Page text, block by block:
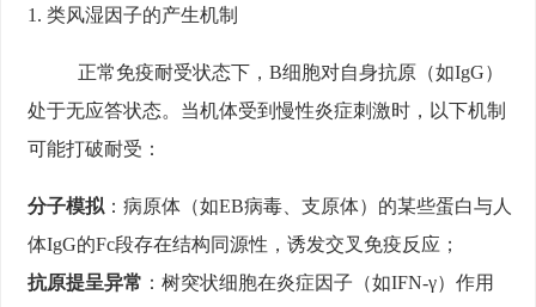
1. 类风湿因子的产生机制
正常免疫耐受状态下，B细胞对自身抗原（如IgG）
处于无应答状态。当机体受到慢性炎症刺激时，以下机制
可能打破耐受：
分子模拟 ：病原体（如EB病毒、支原体）的某些蛋白与人
体IgG的Fc段存在结构同源性，诱发交叉免疫反应；
抗原提呈异常 ：树突状细胞在炎症因子（如IFN-γ）作用